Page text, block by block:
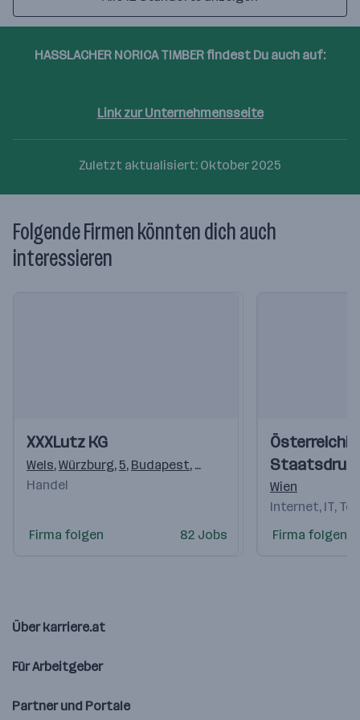
0
HASSLACHER NORICA TIMBER findest Du auch auf:
Link zur Unternehmensseite
Zuletzt aktualisiert: Oktober 2025
Folgende Firmen könnten dich auch
interessieren
Videos
Einblicke
Einblicke
XXXLutz KG
Wels,Würzburg, 5, Budapest, Ljubljana Reka,Rothrist,
Handel
Firma folgen 82 Jobs
Videos
Einblicke
Einblicke
(OeSD)
Wien
Internet, IT,
Firma folgen
Über karriere.at
Für Arbeitgeber
Partner und Portale